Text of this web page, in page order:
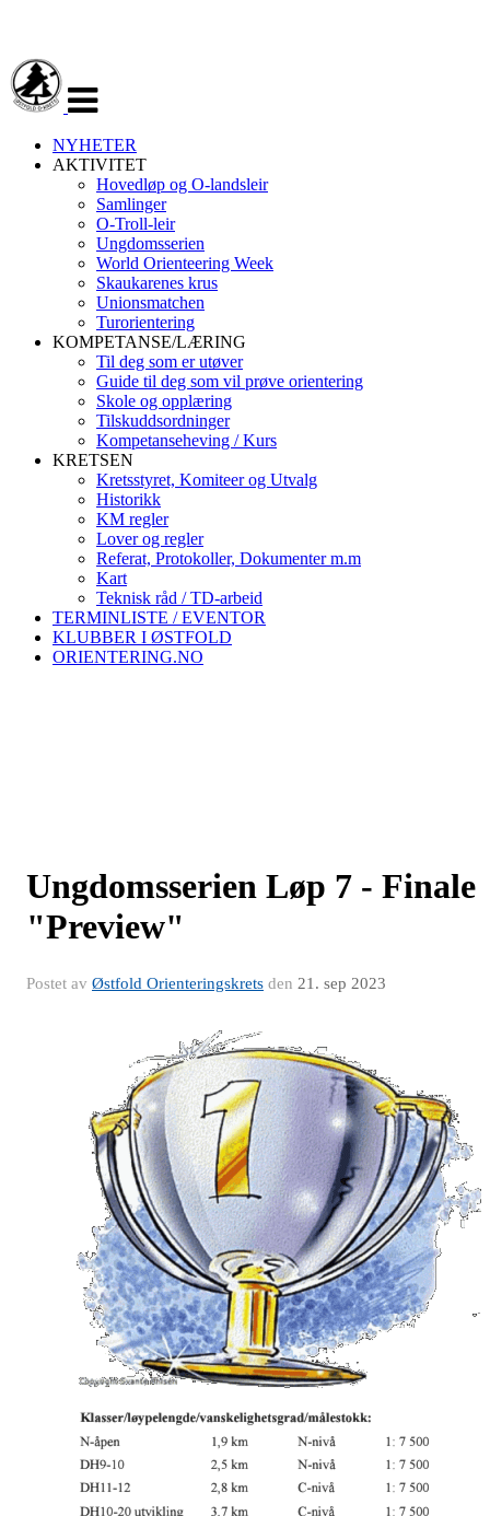
navigasjon
NYHETER
AKTIVITET
Hovedløp og O-landsleir
Samlinger
O-Troll-leir
Ungdomsserien
World Orienteering Week
Skaukarenes krus
Unionsmatchen
Turorientering
KOMPETANSE/LÆRING
Til deg som er utøver
Guide til deg som vil prøve orientering
Skole og opplæring
Tilskuddsordninger
Kompetanseheving / Kurs
KRETSEN
Kretsstyret, Komiteer og Utvalg
Historikk
KM regler
Lover og regler
Referat, Protokoller, Dokumenter m.m
Kart
Teknisk råd / TD-arbeid
TERMINLISTE / EVENTOR
KLUBBER I ØSTFOLD
ORIENTERING.NO
Ungdomsserien Løp 7 - Finale
"Preview"
Postet av Østfold Orienteringskrets den 21. sep 2023